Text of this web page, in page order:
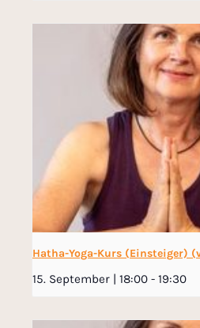
Hatha-Yoga-Kurs (Einsteiger)
15. September | 18:00 - 19:30